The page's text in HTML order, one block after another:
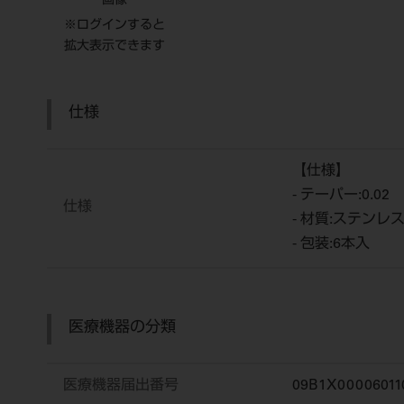
※ログインすると
拡大表示できます
仕様
仕様
【仕様】
- テーパー:0.02
- 材質:ステンレ
- 包装:6本入
医療機器の分類
医療機器届出番号